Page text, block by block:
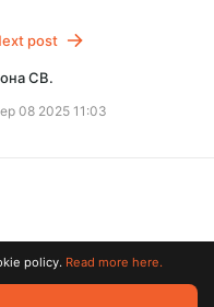
post
СВ.
08 2025 11:03
policy. Read more here.